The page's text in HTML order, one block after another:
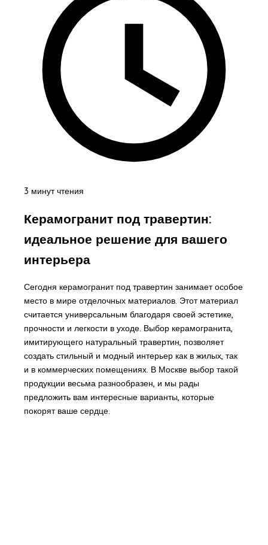
3 минут чтения
Керамогранит под травертин:
идеальное решение для вашего
интерьера
Сегодня керамогранит под травертин занимает особое
место в мире отделочных материалов. Этот материал
считается универсальным благодаря своей эстетике,
прочности и легкости в уходе. Выбор керамогранита,
имитирующего натуральный травертин, позволяет
создать стильный и модный интерьер как в жилых, так
и в коммерческих помещениях. В Москве выбор такой
продукции весьма разнообразен, и мы рады
предложить вам интересные варианты, которые
покорят ваше сердце.